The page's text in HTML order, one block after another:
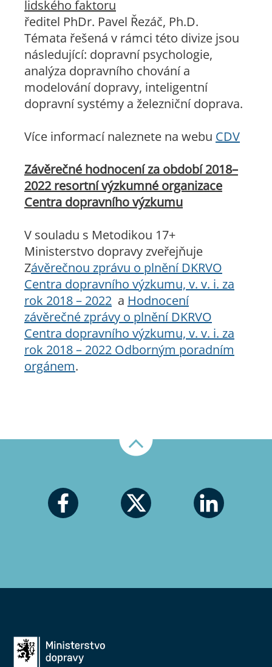
lidského faktoru
ředitel PhDr. Pavel Řezáč, Ph.D.
Témata řešená v rámci této divize jsou
následující: dopravní psychologie,
analýza dopravního chování a
modelování dopravy, inteligentní
dopravní systémy a železniční doprava.
Více informací naleznete na webu CDV
Závěrečné hodnocení za období 2018–
2022 resortní výzkumné organizace
Centra dopravního výzkumu
V souladu s Metodikou 17+
Ministerstvo dopravy zveřejňuje
Závěrečnou zprávu o plnění DKRVO
Centra dopravního výzkumu, v. v. i. za
rok 2018 – 2022 a Hodnocení
závěrečné zprávy o plnění DKRVO
Centra dopravního výzkumu, v. v. i. za
rok 2018 – 2022 Odborným poradním
orgánem.